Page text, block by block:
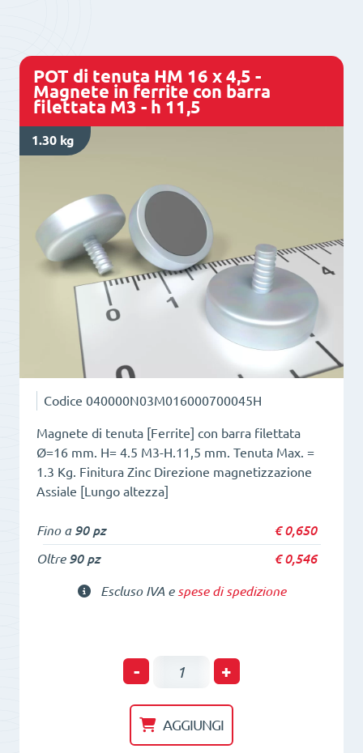
-
Magnete
in
boccola
h
11,5
quantità
POT di tenuta HM 16 x 4,5 -
Magnete in ferrite con barra
filettata M3 - h 11,5
1.30 kg
Codice 040000N03M016000700045H
Magnete di tenuta [Ferrite] con barra filettata
Ø=16 mm. H= 4.5 M3-H.11,5 mm. Tenuta Max. =
1.3 Kg. Finitura Zinc Direzione magnetizzazione
Assiale [Lungo altezza]
Fino a 90 pz €0,650
Oltre 90 pz €0,546
Escluso IVA e spese di spedizione
-
POT
tenuta
HM
+
AGGIUNGI